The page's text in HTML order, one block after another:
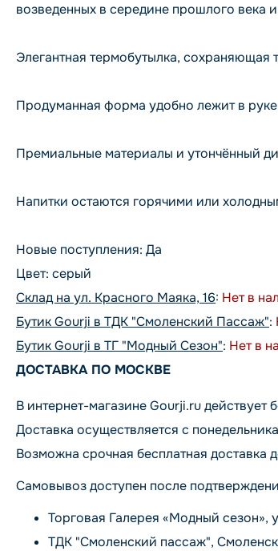
возведенных в середине прошлого
Элегантная термобутылка, сохраняющая
Продуманная форма удобно лежит в
Премиальные материалы и утончённый
Напитки остаются горячими или
Новые поступления: Да
Цвет: серый
Склад на ул. Красного Маяка, 16: Нет в
Бутик Gourji в ТДК "Смоленский Пассаж":
Бутик Gourji в ТГ "Модный Сезон": Нет в
ДОСТАВКА ПО МОСКВЕ
В интернет-магазине Gourji.ru действует
Доставка осуществляется с
Возможна срочная бесплатная доставка
Самовывоз доступен после
Торговая Галерея «Модный сезон»,
ТДК "Смоленский пассаж",